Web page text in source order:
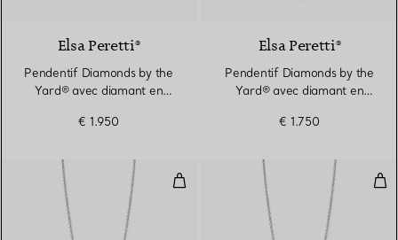
Elsa Peretti®
Pendentif Diamonds by the
Yard® avec diamant en
€ 1.950
Elsa Peretti®
Pendentif Diamonds by the
Yard® avec diamant en
€ 1.750
Pendentif Diamonds by the